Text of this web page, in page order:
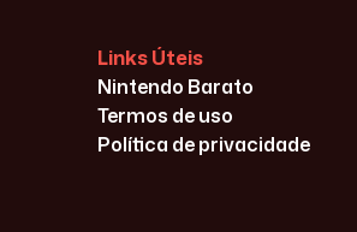
Links Úteis
Nintendo Barato
Termos de uso
Política de privacidade